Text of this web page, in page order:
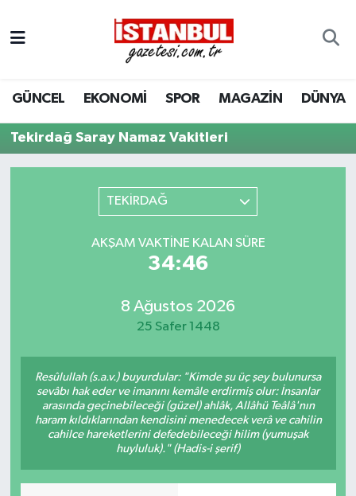
GÜNCEL EKONOMİ SPOR MAGAZİN DÜNYA
Tekirdağ Saray Namaz Vakitleri
TEKİRDAĞ
AKŞAM VAKTINE KALAN SÜRE
34:46
8 Ağustos 2026
25 Safer 1448
Resûlullah (s.a.v.) buyurdular: "Kimde şu üç şey bulunursa
sevâbı hak eder ve imanını kemâle erdirmiş olur: İnsanlar
arasında geçinebileceği (güzel) ahlâk, Allâhü Teâlâ'nın
haram kıldıklarından kendisini menedecek verâ ve cahilin
cahilce hareketlerini defedebileceği hilim (yumuşak
huyluluk)." (Hadis-i şerif)
EKONOMİ
İSTANBUL
KÜLTÜR SANAT
BİLİM VE TEKNOLOJİ
OTOMOBİL
Nöbetçi Eczaneler
Hava Durumu
Trafik Durumu
Son Dakika Haberleri